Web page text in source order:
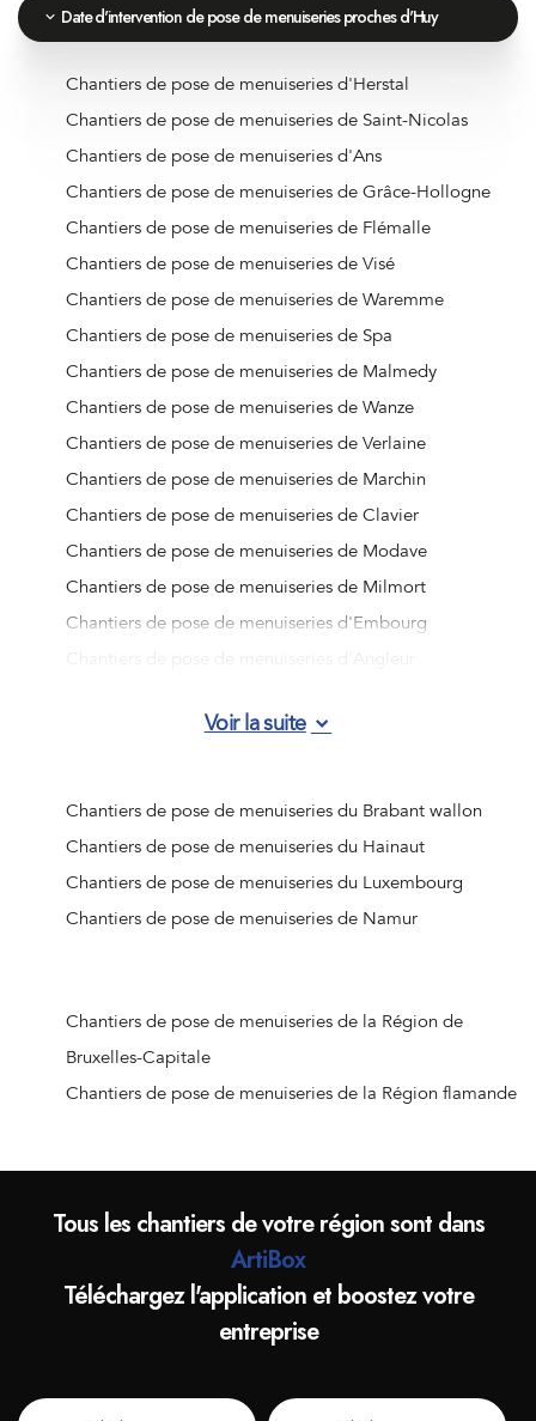
Date d'intervention de pose de menuiseries proches d'Huy
Chantiers de pose de menuiseries d'Herstal
Chantiers de pose de menuiseries de Saint-Nicolas
Chantiers de pose de menuiseries d'Ans
Chantiers de pose de menuiseries de Grâce-Hollogne
Chantiers de pose de menuiseries de Flémalle
Chantiers de pose de menuiseries de Visé
Chantiers de pose de menuiseries de Waremme
Chantiers de pose de menuiseries de Spa
Chantiers de pose de menuiseries de Malmedy
Chantiers de pose de menuiseries de Wanze
Chantiers de pose de menuiseries de Verlaine
Chantiers de pose de menuiseries de Marchin
Chantiers de pose de menuiseries de Clavier
Chantiers de pose de menuiseries de Modave
Chantiers de pose de menuiseries de Milmort
Chantiers de pose de menuiseries d'Embourg
Chantiers de pose de menuiseries de Vottem
Chantiers de pose de menuiseries de Nandrin
Chantiers de pose de menuiseries de Liège (Jupille-sur-
Meuse)
Chantiers de pose de menuiseries d'Hognoul
Chantiers de pose de menuiseries de Jalhay
Chantiers de pose de menuiseries de Crisnée
Chantiers de pose de menuiseries de Wanze
Chantiers de pose de menuiseries d'Oreye
Chantiers de pose de menuiseries d'Aywaille
Chantiers de pose de menuiseries d'Hannut
Chantiers de pose de menuiseries de Juprelle
Voir la suite
Chantiers de pose de menuiseries du Brabant wallon
Chantiers de pose de menuiseries du Hainaut
Chantiers de pose de menuiseries du Luxembourg
Chantiers de pose de menuiseries de Namur
Chantiers de pose de menuiseries de la Région de
Bruxelles-Capitale
Chantiers de pose de menuiseries de la Région flamande
Tous les chantiers de votre région sont dans
ArtiBox
Téléchargez l'application et boostez votre
entreprise